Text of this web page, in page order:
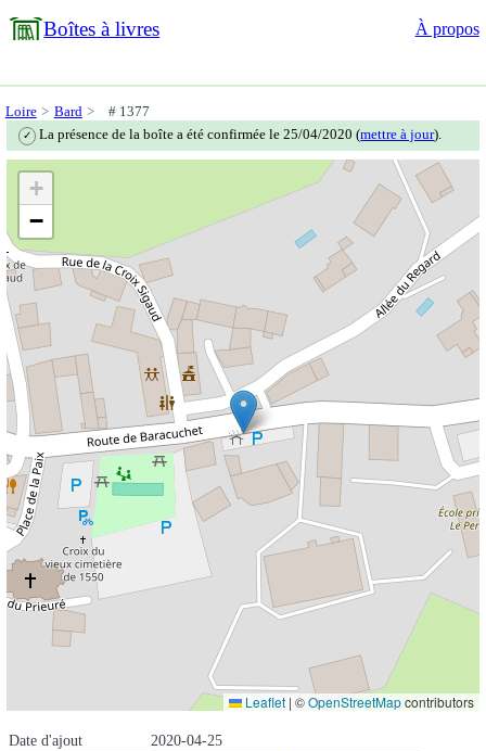
Boîtes à livres À propos
Loire Bard # 1377
✓ La présence de la boîte a été confirmée le 25/04/2020 (mettre à jour).
Date d'ajout
2020-04-25
+
−
Leaflet | ©OpenStreetMapcontributors